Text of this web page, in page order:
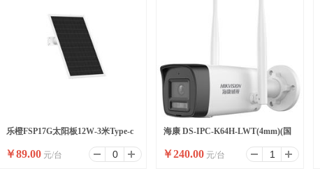
乐橙FSP17G太阳板12W-3米Type-c
口太阳能面板
￥89.00 元/台
海康 DS-IPC-K64H-LWT(4mm)(国
内标配)
￥240.00 元/台